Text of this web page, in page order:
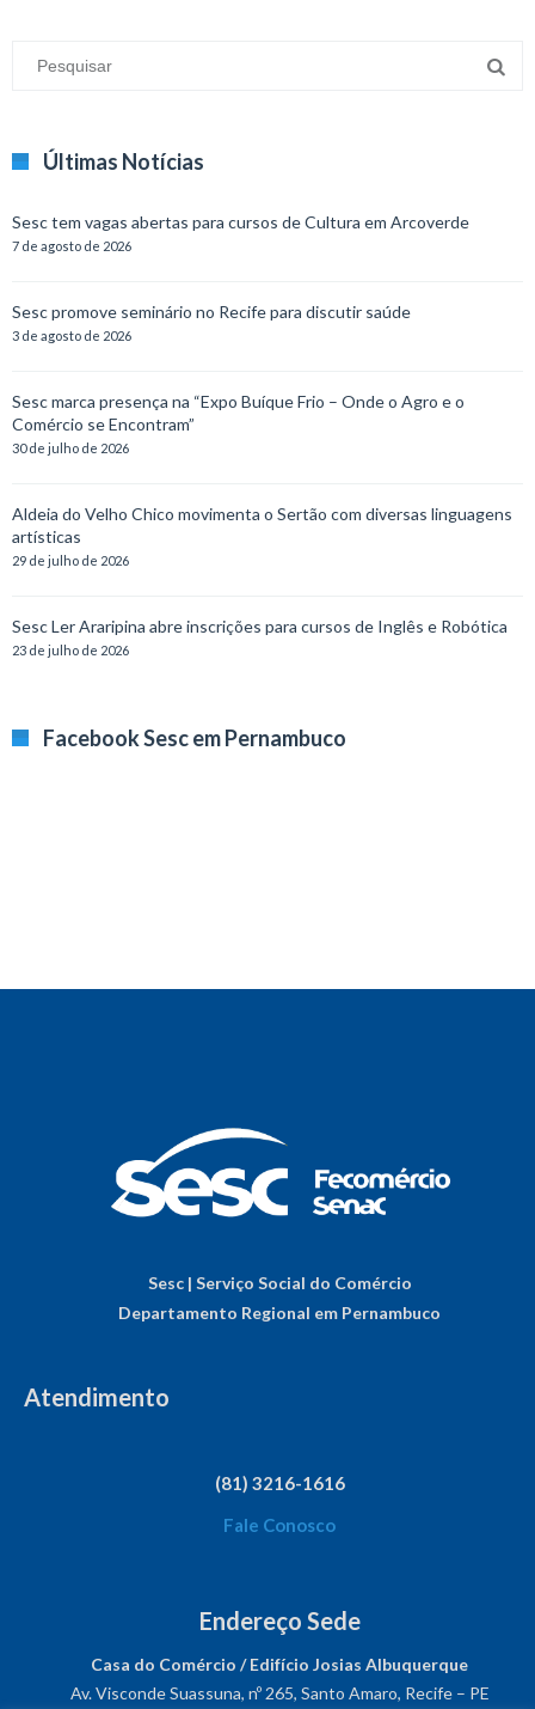
Últimas Notícias
Sesc tem vagas abertas para cursos de Cultura em Arcoverde
7 de agosto de 2026
Sesc promove seminário no Recife para discutir saúde
3 de agosto de 2026
Sesc marca presença na “Expo Buíque Frio – Onde o Agro e o
Comércio se Encontram”
30 de julho de 2026
Aldeia do Velho Chico movimenta o Sertão com diversas linguagens
artísticas
29 de julho de 2026
Sesc Ler Araripina abre inscrições para cursos de Inglês e Robótica
23 de julho de 2026
Facebook Sesc em Pernambuco
Sesc | Serviço Social do Comércio
Departamento Regional em Pernambuco
Atendimento
(81) 3216-1616
Fale Conosco
Endereço Sede
Casa do Comércio / Edifício Josias Albuquerque
Av. Visconde Suassuna, nº 265, Santo Amaro, Recife – PE